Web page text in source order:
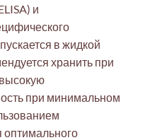
и
в жидкой
хранить при
при минимальном
оптимального